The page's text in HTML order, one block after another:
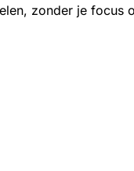
zonder je focus